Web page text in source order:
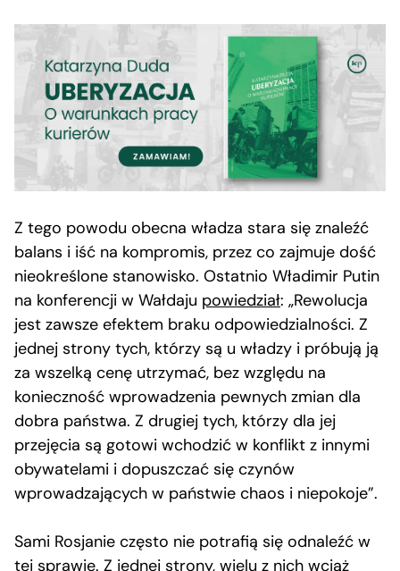
Z tego powodu obecna władza stara się znaleźć
balans i iść na kompromis, przez co zajmuje dość
nieokreślone stanowisko. Ostatnio Władimir Putin
na konferencji w Wałdaju powiedział: „Rewolucja
jest zawsze efektem braku odpowiedzialności. Z
jednej strony tych, którzy są u władzy i próbują ją
za wszelką cenę utrzymać, bez względu na
konieczność wprowadzenia pewnych zmian dla
dobra państwa. Z drugiej tych, którzy dla jej
przejęcia są gotowi wchodzić w konflikt z innymi
obywatelami i dopuszczać się czynów
wprowadzających w państwie chaos i niepokoje”.
Sami Rosjanie często nie potrafią się odnaleźć w
tej sprawie. Z jednej strony, wielu z nich wciąż